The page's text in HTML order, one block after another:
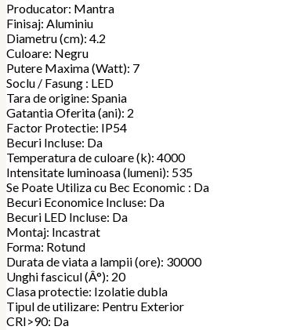
Producator: Mantra
Finisaj: Aluminiu
Diametru (cm): 4.2
Culoare: Negru
Putere Maxima (Watt): 7
Soclu / Fasung : LED
Tara de origine: Spania
Gatantia Oferita (ani): 2
Factor Protectie: IP54
Becuri Incluse: Da
Temperatura de culoare (k): 4000
Intensitate luminoasa (lumeni): 535
Se Poate Utiliza cu Bec Economic : Da
Becuri Economice Incluse: Da
Becuri LED Incluse: Da
Montaj: Incastrat
Forma: Rotund
Durata de viata a lampii (ore): 30000
Unghi fascicul (Â°): 20
Clasa protectie: Izolatie dubla
Tipul de utilizare: Pentru Exterior
CRI>90: Da